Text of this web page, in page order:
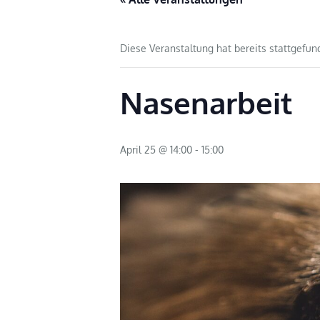
Diese Veranstaltung hat bereits
Nasenarbeit
April 25 @ 14:00 - 15:00